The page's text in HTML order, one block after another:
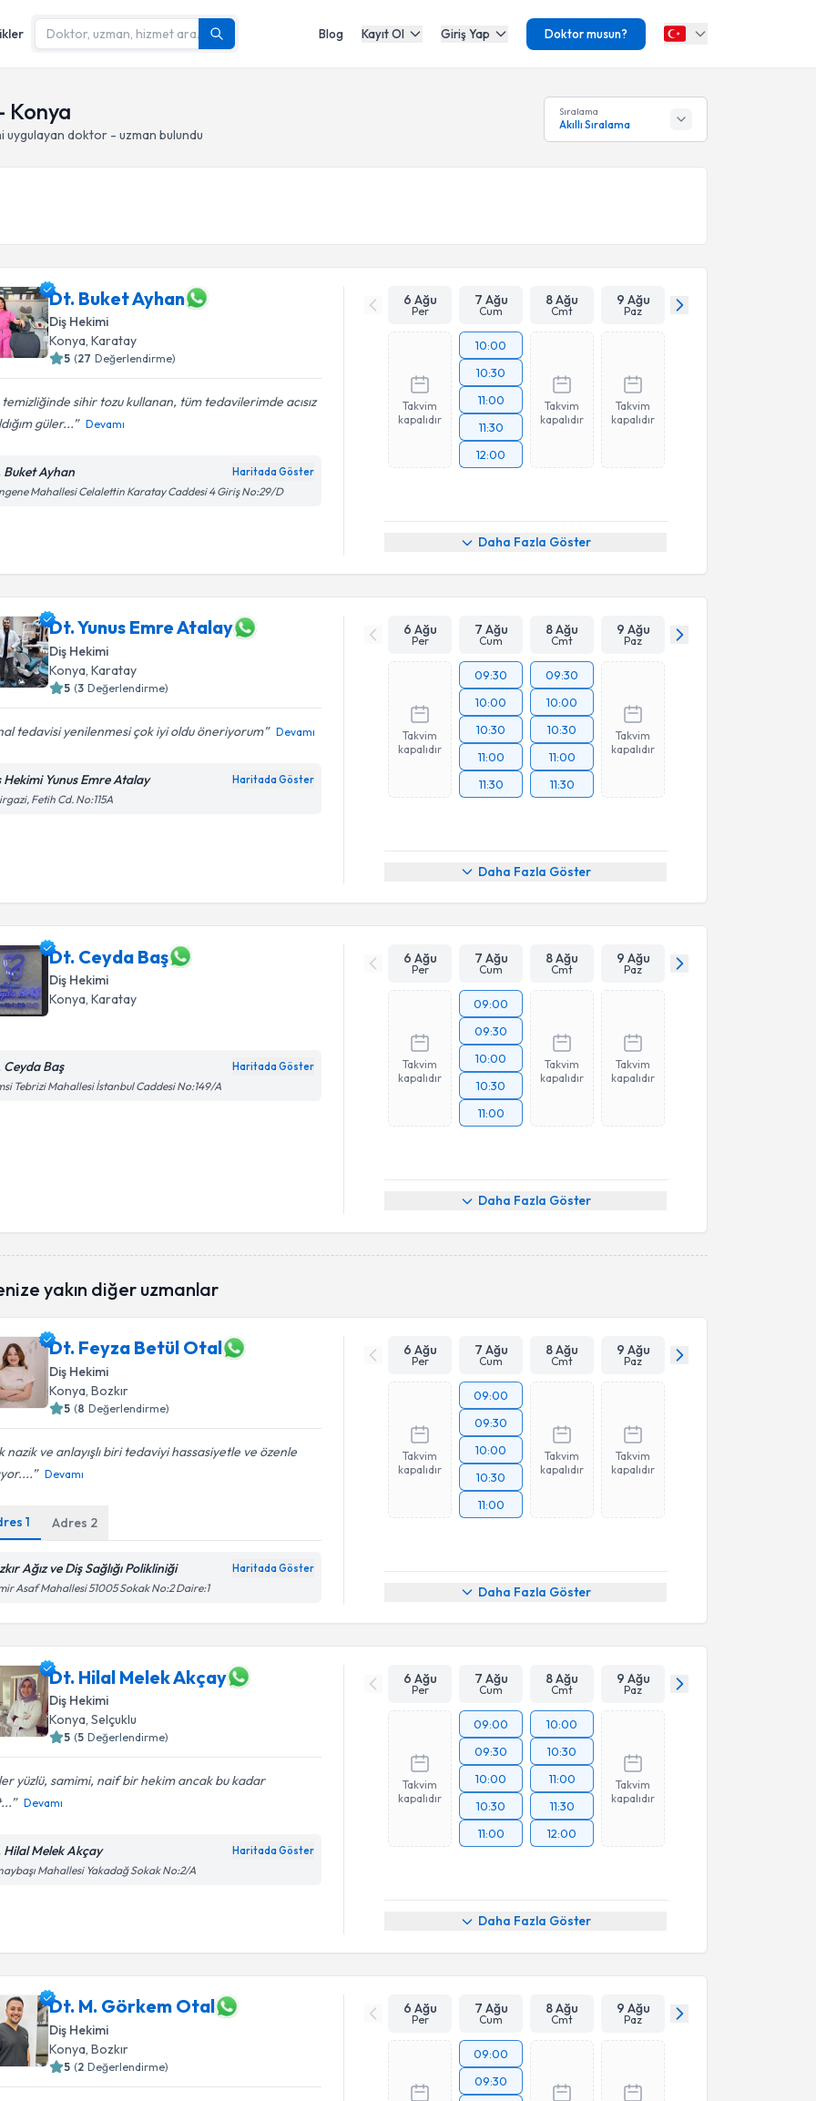
Blog Kayıt Ol Giriş Yap Doktor musun?
Konya
uygulayan doktor - uzman bulundu
Sıralama
Akıllı Sıralama
Dt. Buket Ayhan
Diş Hekimi
Konya, Karatay
5 (27 Değerlendirme)
temizliğinde sihir tozu kullanan, tüm tedavilerimde acısız
güler...
Devamı
Buket Ayhan Haritada Göster
Mahallesi Celalettin Karatay Caddesi 4 Giriş No:29/D
6 Ağu
Per
7 Ağu
Cum
8 Ağu
Cmt
9 Ağu
Paz
Takvim
kapalıdır
10:00
10:30
11:00
11:30
12:00
Takvim
kapalıdır
Takvim
kapalıdır
Daha Fazla Göster
Dt. Yunus Emre Atalay
Diş Hekimi
Konya , Karatay
5 (3 Değerlendirme)
tedavisi yenilenmesi çok iyi oldu öneriyorum Devamı
Hekimi Yunus Emre Atalay Haritada Göster
Fetih Cd. No:115A
6 Ağu
Per
7 Ağu
Cum
8 Ağu
Cmt
9 Ağu
Paz
Takvim
kapalıdır
09:30
10:00
10:30
11:00
11:30
09:30
10:00
10:30
11:00
11:30
Takvim
kapalıdır
Daha Fazla Göster
Dt. Ceyda Baş
Diş Hekimi
Konya, Karatay
Ceyda Baş Haritada Göster
Tebrizi Mahallesi İstanbul Caddesi No:149/A
6 Ağu
Per
7 Ağu
Cum
8 Ağu
Cmt
9 Ağu
Paz
Takvim
kapalıdır
09:00
09:30
10:00
10:30
11:00
Takvim
kapalıdır
Takvim
kapalıdır
Daha Fazla Göster
yakın diğer uzmanlar
Dt. Feyza Betül Otal
Diş Hekimi
Konya , Bozkır
5 (8 Değerlendirme)
nazik ve anlayışlı biri tedaviyi hassasiyetle ve özenle
Devamı
1 Adres 2
Ağız ve Diş Sağlığı Polikliniği Haritada Göster
Asaf Mahallesi 51005 Sokak No:2 Daire:1
6 Ağu
Per
7 Ağu
Cum
8 Ağu
Cmt
9 Ağu
Paz
Takvim
kapalıdır
09:00
09:30
10:00
10:30
11:00
Takvim
kapalıdır
Takvim
kapalıdır
Daha Fazla Göster
Dt. Hilal Melek Akçay
Diş Hekimi
Konya, Selçuklu
5 (5 Değerlendirme)
yüzlü, samimi, naif bir hekim ancak bu kadar
Devamı
Hilal Melek Akçay Haritada Göster
Mahallesi Yakadağ Sokak No:2/A
6 Ağu
Per
7 Ağu
Cum
8 Ağu
Cmt
9 Ağu
Paz
Takvim
kapalıdır
09:00
09:30
10:00
10:30
11:00
10:00
10:30
11:00
11:30
12:00
Takvim
kapalıdır
Daha Fazla Göster
Dt. M. Görkem Otal
Diş Hekimi
Konya , Bozkır
5 (2 Değerlendirme)
6 Ağu
Per
7 Ağu
Cum
8 Ağu
Cmt
9 Ağu
Paz
09:00
09:30